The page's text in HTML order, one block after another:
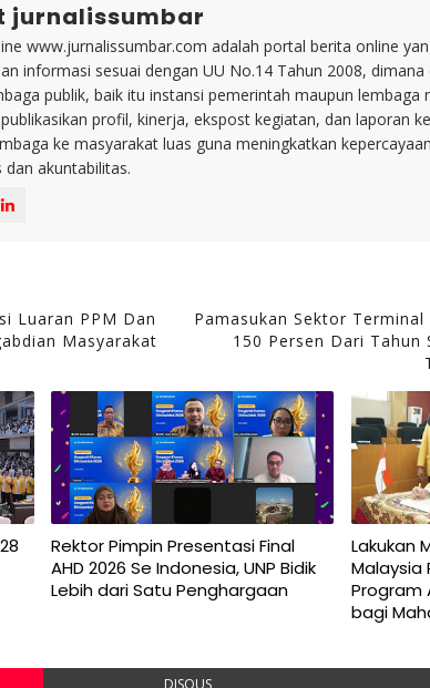
jurnalissumbar
www.jurnalissumbar.com adalah portal berita online
informasi sesuai dengan UU No.14 Tahun 2008,
publik, baik itu instansi pemerintah maupun lembaga
profil, kinerja, ekspost kegiatan, dan laporan
ke masyarakat luas guna meningkatkan
dan akuntabilitas.
Luaran PPM Dan
Masyarakat
Pamasukan Sektor
150 Persen Dari Tahun
Rektor Pimpin Presentasi Final
AHD 2026 Se Indonesia, UNP Bidik
Lebih dari Satu Penghargaan
Lakukan
Malaysia
Program
bagi
DISQUS